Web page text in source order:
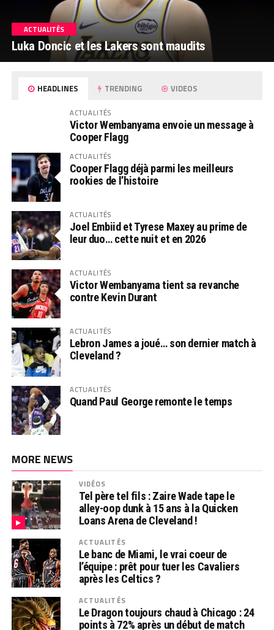
ACTUALITÉS
Luka Doncic et les Lakers sont maudits
HEADLINES TRENDING VIDEOS
ACTUALITÉS
Victor Wembanyama envoie un message à
Cooper Flagg
ACTUALITÉS
Cooper Flagg déjà parmi les meilleurs
rookies de l’histoire
ACTUALITÉS
Joel Embiid et Tyrese Maxey au prime de
leur duo… cette nuit et en 2026
ACTUALITÉS
Victor Wembanyama tient sa revanche
contre Kevin Durant
ACTUALITÉS
Lebron James a joué… son dernier match à
Cleveland ?
ACTUALITÉS
Quand Paul George remonte le temps
MORE NEWS
VIDÉOS
Tel père tel fils : Zaire Wade tape le
alley-oop dunk à 15 ans à la Quicken
Loans Arena de Cleveland !
ACTUALITÉS
Le banc de Miami, le vrai coeur de
l’équipe : prêt pour tuer les Cavaliers
après les Celtics ?
ACTUALITÉS
Le Dragon toujours chaud à Chicago : 24
points à 72% après un début de match